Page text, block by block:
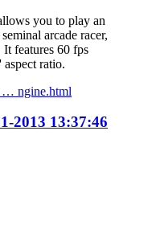
you to play an
arcade racer,
features 60 fps
aspect ratio.
… ngine.html
2013 13:37:46